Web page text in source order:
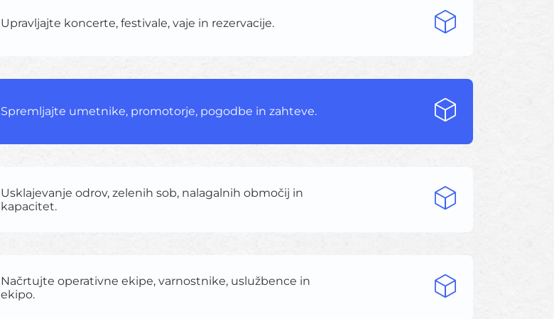
Upravljajte koncerte, festivale, vaje in rezervacije.
Spremljajte umetnike, promotorje, pogodbe in zahteve.
Usklajevanje odrov, zelenih sob, nalagalnih območij in
kapacitet.
Načrtujte operativne ekipe, varnostnike, uslužbence in
ekipo.